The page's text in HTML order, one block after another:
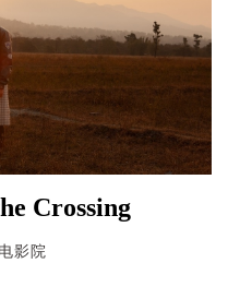
Crossing
影院